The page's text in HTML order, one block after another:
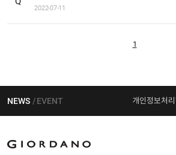
2022-07-11
1
NEWS EVENT